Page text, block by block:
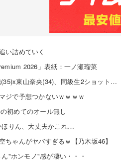
い詰めていく
2026」表紙：一ノ瀬瑠菜
【令和最新版】 早見沙織(35)x東山奈央(34)、同級生2ショット写真がこちらｗｗｗｗ
ジで予想つかないｗｗｗｗ
初めてのオール無し
ほりん、大丈夫かこれ…
ちゃんがヤバすぎるｗ【乃木坂46】
"ホンモノ"感が凄い・・・